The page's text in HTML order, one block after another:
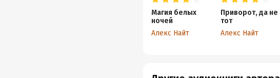
Магия белых
ночей
Алекс Найт
Приворот, да не
тот
Алекс Найт